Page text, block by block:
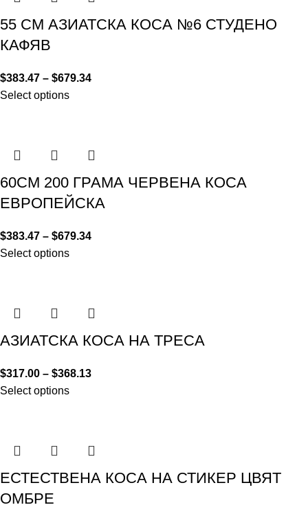
55 СМ АЗИАТСКА КОСА №6 СТУДЕНО
КАФЯВ
$383.47 – $679.34
Select options
60СМ 200 ГРАМА ЧЕРВЕНА КОСА
ЕВРОПЕЙСКА
$383.47 – $679.34
Select options
АЗИАТСКА КОСА НА ТРЕСА
$317.00 – $368.13
Select options
ЕСТЕСТВЕНА КОСА НА СТИКЕР ЦВЯТ
ОМБРЕ